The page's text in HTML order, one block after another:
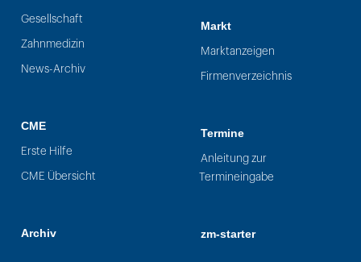
Gesellschaft
Zahnmedizin
News-Archiv
CME
Erste Hilfe
CME Übersicht
Archiv
Markt
Marktanzeigen
Firmenverzeichnis
Termine
Anleitung zur
Termineingabe
zm-starter